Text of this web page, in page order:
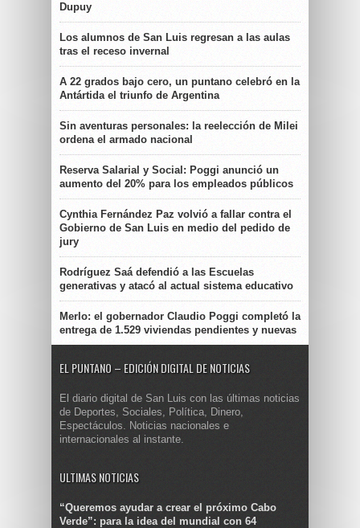
Dupuy
Los alumnos de San Luis regresan a las aulas
tras el receso invernal
A 22 grados bajo cero, un puntano celebró en la
Antártida el triunfo de Argentina
Sin aventuras personales: la reelección de Milei
ordena el armado nacional
Reserva Salarial y Social: Poggi anunció un
aumento del 20% para los empleados públicos
Cynthia Fernández Paz volvió a fallar contra el
Gobierno de San Luis en medio del pedido de
jury
Rodríguez Saá defendió a las Escuelas
generativas y atacó al actual sistema educativo
Merlo: el gobernador Claudio Poggi completó la
entrega de 1.529 viviendas pendientes y nuevas
EL PUNTANO – EDICIÓN DIGITAL DE NOTICIAS
El diario digital de San Luis con las últimas noticias
de Deportes, Sociales, Política, Dinero,
Espectáculos. Noticias nacionales e
internacionales al instante.
ULTIMAS NOTICIAS
“Queremos ayudar a crear el próximo Cabo
Verde”: para la idea del mundial con 64